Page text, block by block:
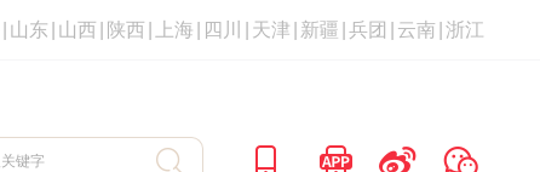
山东 山西 陕西 上海 四川 天津 新疆 兵团 云南 浙江